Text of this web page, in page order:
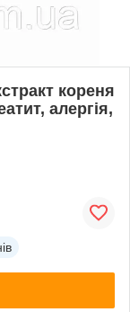
кореня
алергія,